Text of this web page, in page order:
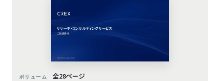
ボリューム 全28ページ